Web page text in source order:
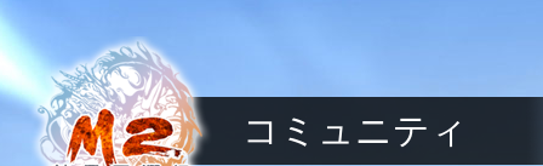
コミュニティ